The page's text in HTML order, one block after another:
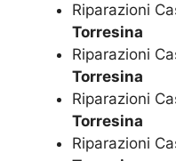
Riparazioni
Torresina
Riparazioni
Torresina
Riparazioni
Torresina
Riparazioni